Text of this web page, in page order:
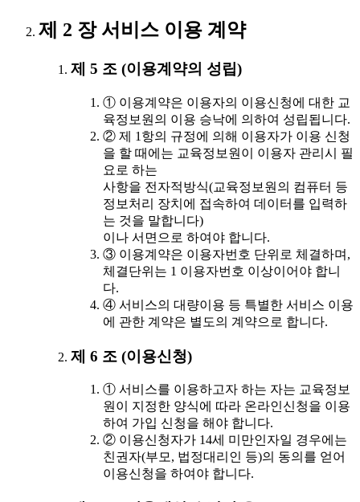
제 2 장 서비스 이용 계약
제 5 조 (이용계약의 성립)
① 이용계약은 이용자의 이용신청에 대한 교
육정보원의 이용 승낙에 의하여 성립됩니다.
② 제 1항의 규정에 의해 이용자가 이용 신청
을 할 때에는 교육정보원이 이용자 관리시 필
요로 하는
사항을 전자적방식(교육정보원의 컴퓨터 등
정보처리 장치에 접속하여 데이터를 입력하
는 것을 말합니다)
이나 서면으로 하여야 합니다.
③ 이용계약은 이용자번호 단위로 체결하며,
체결단위는 1 이용자번호 이상이어야 합니
다.
④ 서비스의 대량이용 등 특별한 서비스 이용
에 관한 계약은 별도의 계약으로 합니다.
제 6 조 (이용신청)
① 서비스를 이용하고자 하는 자는 교육정보
원이 지정한 양식에 따라 온라인신청을 이용
하여 가입 신청을 해야 합니다.
② 이용신청자가 14세 미만인자일 경우에는
친권자(부모, 법정대리인 등)의 동의를 얻어
이용신청을 하여야 합니다.